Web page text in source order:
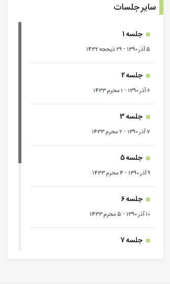
سایر جلسات
جلسه 1
5 آذر 1390 -29 ذیحجه 1432
جلسه 2
6 آذر 1390 - 1 محرم 1433
جلسه 3
7 آذر 1390 -2 محرم 1433
جلسه 5
9 آذر 1390 - 4 محرم 1433
جلسه 6
10 آذر 1390 - 5 محرم 1433
جلسه 7